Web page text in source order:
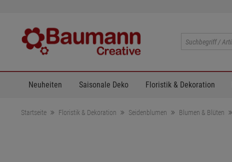
Neuheiten Saisonale Deko Floristik & Dekoration
Startseite Floristik & Dekoration Seidenblumen Blumen & Blüten